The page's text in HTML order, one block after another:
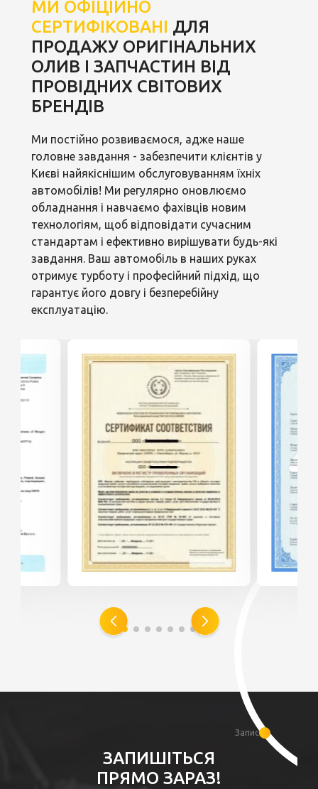
МИ ОФІЦІЙНО
СЕРТИФІКОВАНІ ДЛЯ
ПРОДАЖУ ОРИГІНАЛЬНИХ
ОЛИВ І ЗАПЧАСТИН ВІД
ПРОВІДНИХ СВІТОВИХ
БРЕНДІВ
Ми постійно розвиваємося, адже наше
головне завдання - забезпечити клієнтів у
Києві найякіснішим обслуговуванням їхніх
автомобілів! Ми регулярно оновлюємо
обладнання і навчаємо фахівців новим
технологіям, щоб відповідати сучасним
стандартам і ефективно вирішувати будь-які
завдання. Ваш автомобіль в наших руках
отримує турботу і професійний підхід, що
гарантує його довгу і безперебійну
експлуатацію.
Запис
ЗАПИШІТЬСЯ
ПРЯМО ЗАРАЗ!